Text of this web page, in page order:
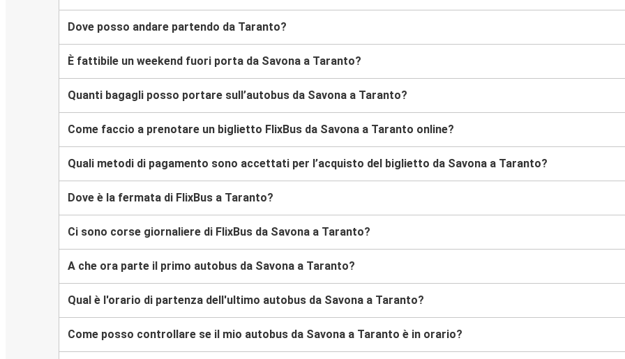
Dove posso andare partendo da Taranto?
È fattibile un weekend fuori porta da Savona a Taranto?
Quanti bagagli posso portare sull’autobus da Savona a Taranto?
Come faccio a prenotare un biglietto FlixBus da Savona a Taranto online?
Quali metodi di pagamento sono accettati per l’acquisto del biglietto da Savona a Taranto?
Dove è la fermata di FlixBus a Taranto?
Ci sono corse giornaliere di FlixBus da Savona a Taranto?
A che ora parte il primo autobus da Savona a Taranto?
Qual è l'orario di partenza dell'ultimo autobus da Savona a Taranto?
Come posso controllare se il mio autobus da Savona a Taranto è in orario?